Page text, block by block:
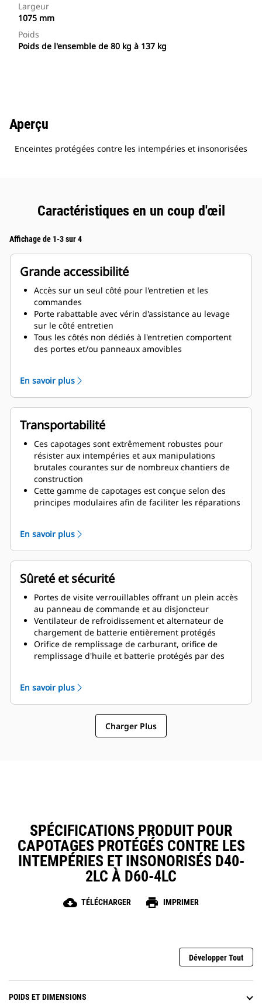
Largeur
1075 mm
Poids
Poids de l'ensemble de 80 kg à 137 kg
Aperçu
Enceintes protégées contre les intempéries et insonorisées
Caractéristiques en un coup d'œil
Affichage de 1-3 sur 4
Grande accessibilité
Accès sur un seul côté pour l'entretien et les
commandes
Porte rabattable avec vérin d'assistance au levage
sur le côté entretien
Tous les côtés non dédiés à l'entretien comportent
des portes et/ou panneaux amovibles
refroidissement acheminées vers l'extérieur de la
base du capotage
Grande zone d'entrée de câbles pour une facilité de
En savoir plus
Transportabilité
Ces capotages sont extrêmement robustes pour
résister aux intempéries et aux manipulations
brutales courantes sur de nombreux chantiers de
construction
Cette gamme de capotages est conçue selon des
principes modulaires afin de faciliter les réparations
En savoir plus
Sûreté et sécurité
Portes de visite verrouillables offrant un plein accès
au panneau de commande et au disjoncteur
Ventilateur de refroidissement et alternateur de
chargement de batterie entièrement protégés
Orifice de remplissage de carburant, orifice de
remplissage d'huile et batterie protégés par des
Bouton d'arrêt d'urgence monté à l'extérieur
En savoir plus
Charger Plus
SPÉCIFICATIONS PRODUIT POUR
CAPOTAGES PROTÉGÉS CONTRE LES
INTEMPÉRIES ET INSONORISÉS D40-
2LC À D60-4LC
cloud_download TÉLÉCHARGER print IMPRIMER
Développer Tout
POIDS ET DIMENSIONS